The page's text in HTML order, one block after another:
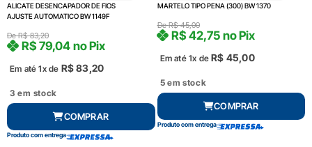
ALICATE DESENCAPADOR DE FIOS
AJUSTE AUTOMATICO BW 1149F
DeR$83,20
Em até 1x de R$83,20
R$79,04 no Pix
3 em stock
COMPRAR
Produto com entrega
MARTELO TIPO PENA (300) BW 1370
DeR$45,00
Em até 1x de R$ 45,00
R$42,75 no Pix
5 em stock
COMPRAR
Produto com entrega